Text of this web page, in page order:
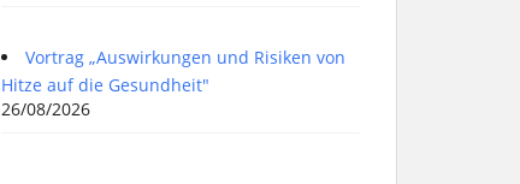
Vortrag „Auswirkungen und Risiken von
Hitze auf die Gesundheit"
26/08/2026